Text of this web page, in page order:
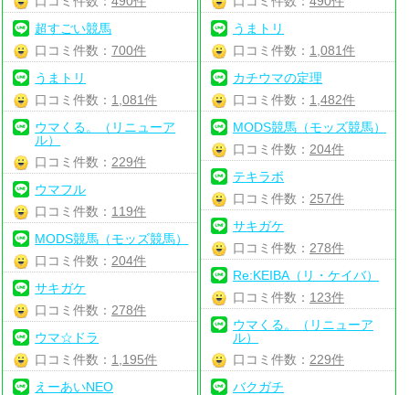
超すごい競馬
口コミ件数：700件
うまトリ
口コミ件数： 1,081件
ウマくる。（リニューア
ル）
口コミ件数： 229件
ウマフル
口コミ件数： 119件
MODS競馬（モッズ競馬）
口コミ件数： 204件
サキガケ
口コミ件数： 278件
ウマ☆ドラ
口コミ件数： 1,195件
えーあいNEO
うまトリ
口コミ件数： 1,081件
カチウマの定理
口コミ件数： 1,482件
MODS競馬（モッズ競馬）
口コミ件数： 204件
テキラボ
口コミ件数： 257件
サキガケ
口コミ件数： 278件
Re:KEIBA（リ・ケイバ）
口コミ件数： 123件
ウマくる。（リニューア
ル）
口コミ件数： 229件
バクガチ